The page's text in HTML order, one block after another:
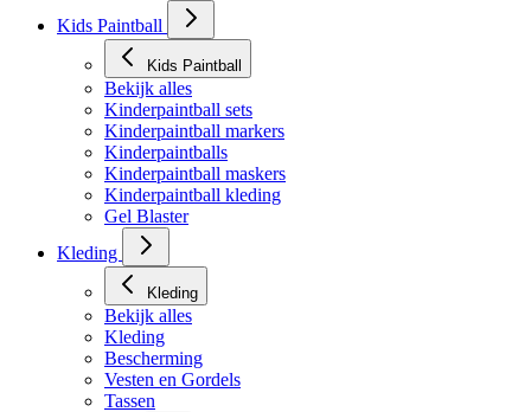
Kids Paintball
Kids Paintball
Bekijk alles
Kinderpaintball sets
Kinderpaintball markers
Kinderpaintballs
Kinderpaintball maskers
Kinderpaintball kleding
Gel Blaster
Kleding
Kleding
Bekijk alles
Kleding
Bescherming
Vesten en Gordels
Tassen